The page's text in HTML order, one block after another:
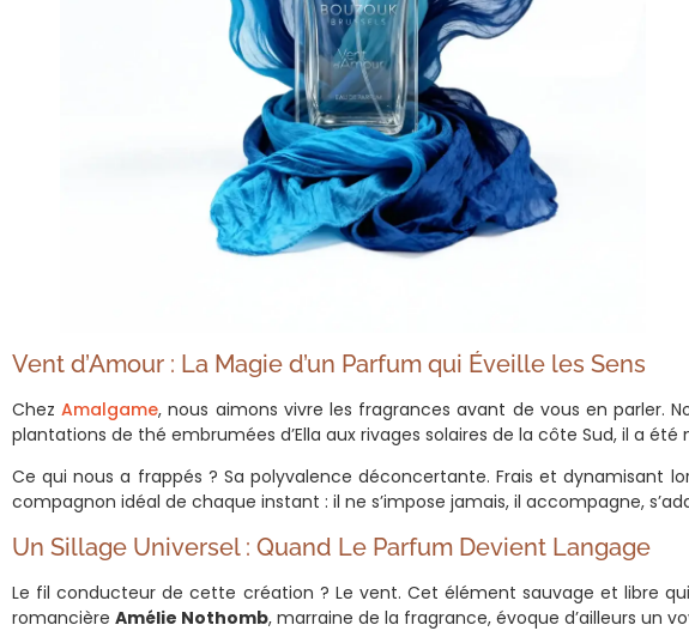
Vent d’Amour : La Magie d’un Parfum qui Éveille les Sens
ChezAmalgame, nous aimons vivre les fragrances avant de vous en parler.
plantations de thé embrumées d’Ella aux rivages solaires de la côte Sud, il a
Ce qui nous a frappés ? Sa polyvalence déconcertante. Frais et dynamisant
compagnon idéal de chaque instant : il ne s’impose jamais, il accompagne,
Un Sillage Universel : Quand Le Parfum Devient Langage
Le fil conducteur de cette création ? Le vent. Cet élément sauvage et libre
romancière Amélie Nothomb, marraine de la fragrance, évoque d’ailleurs un